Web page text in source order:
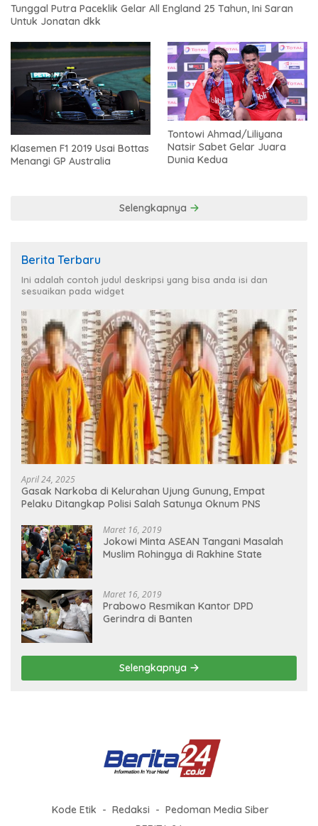
Tunggal Putra Paceklik Gelar All England 25 Tahun, Ini Saran
Untuk Jonatan dkk
Klasemen F1 2019 Usai Bottas
Menangi GP Australia
Tontowi Ahmad/Liliyana
Natsir Sabet Gelar Juara
Dunia Kedua
Selengkapnya
Berita Terbaru
Ini adalah contoh judul deskripsi yang bisa anda isi dan
sesuaikan pada widget
April 24, 2025
Gasak Narkoba di Kelurahan Ujung Gunung, Empat
Pelaku Ditangkap Polisi Salah Satunya Oknum PNS
Maret 16, 2019
Jokowi Minta ASEAN Tangani Masalah
Muslim Rohingya di Rakhine State
Maret 16, 2019
Prabowo Resmikan Kantor DPD
Gerindra di Banten
Selengkapnya
Kode Etik Redaksi
Pedoman Media Siber